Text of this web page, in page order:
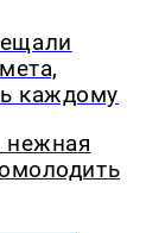
каждому
нежная